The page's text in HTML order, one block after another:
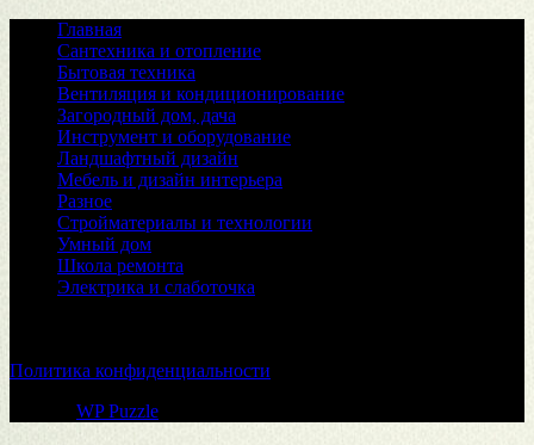
Главная
Сантехника и отопление
Бытовая техника
Вентиляция и кондиционирование
Загородный дом, дача
Инструмент и оборудование
Ландшафтный дизайн
Мебель и дизайн интерьера
Разное
Стройматериалы и технологии
Умный дом
Школа ремонта
Электрика и слаботочка
Политика конфиденциальности
WP Puzzle